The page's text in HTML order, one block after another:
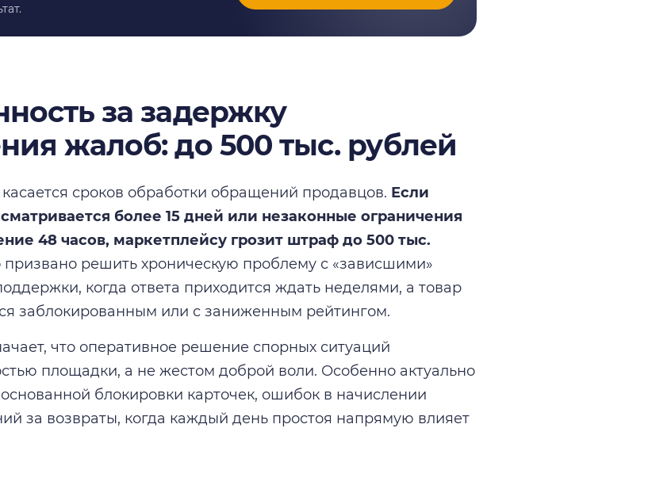
за задержку
жалоб: до 500 тыс. рублей
сроков обработки обращений продавцов. Если
более 15 дней или незаконные ограничения
48 часов, маркетплейсу грозит штраф до 500 тыс.
призвано решить хроническую проблему с «зависшими»
когда ответа приходится ждать неделями, а товар
заблокированным или с заниженным рейтингом.
что оперативное решение спорных ситуаций
площадки, а не жестом доброй воли. Особенно актуально
блокировки карточек, ошибок в начислении
за возвраты, когда каждый день простоя напрямую влияет